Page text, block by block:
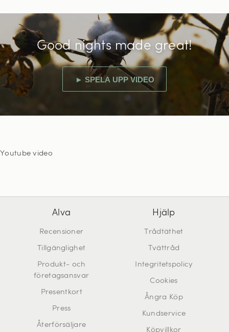
Good nights made great!
► SPELA UPP VIDEO
Youtube video
Alva
Recensioner
Tillgänglighet
Produkt- och
företagsansvar
Presentkort
Press
Återförsäljare
Hjälp
Trådtäthet
Tvättråd
Integritetspolicy
Cookies
Ångra Köp
Kundservice
Köpvillkor